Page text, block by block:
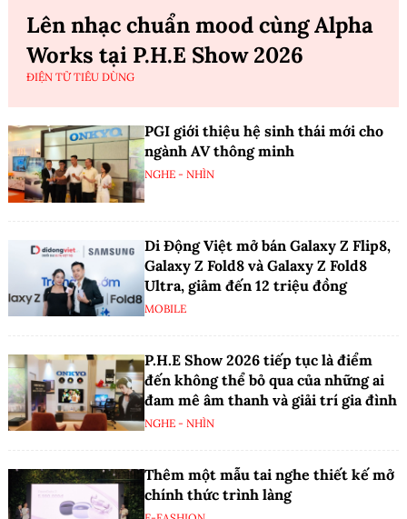
Lên nhạc chuẩn mood cùng Alpha
Works tại P.H.E Show 2026
ĐIỆN TỬ TIÊU DÙNG
PGI giới thiệu hệ sinh thái mới cho
ngành AV thông minh
NGHE - NHÌN
Di Động Việt mở bán Galaxy Z Flip8,
Galaxy Z Fold8 và Galaxy Z Fold8
Ultra, giảm đến 12 triệu đồng
MOBILE
P.H.E Show 2026 tiếp tục là điểm
đến không thể bỏ qua của những ai
đam mê âm thanh và giải trí gia đình
NGHE - NHÌN
Thêm một mẫu tai nghe thiết kế mở
chính thức trình làng